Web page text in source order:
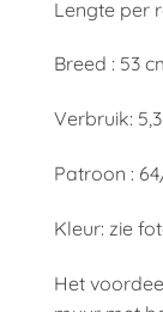
Lengte per
Breed : 53
Verbruik:
Patroon :
Kleur: zie
Het